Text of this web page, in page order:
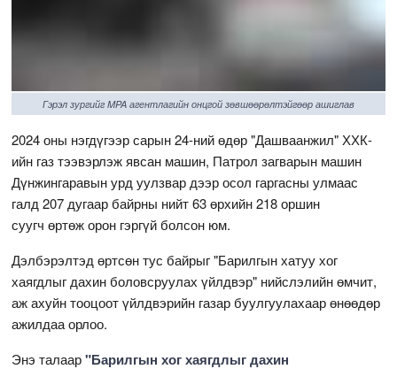
Гэрэл зургийг MPA агентлагийн онцгой зөвшөөрөлтэйгөөр ашиглав
2024 оны нэгдүгээр сарын 24-ний өдөр "Дашваанжил" ХХК-
ийн газ тээвэрлэж явсан машин, Патрол загварын машин
Дүнжингаравын урд уулзвар дээр осол гаргасны улмаас
галд 207 дугаар байрны нийт 63 өрхийн 218 оршин
суугч өртөж орон гэргүй болсон юм.
Дэлбэрэлтэд өртсөн тус байрыг "Барилгын хатуу хог
хаягдлыг дахин боловсруулах үйлдвэр" нийслэлийн өмчит,
аж ахуйн тооцоот үйлдвэрийн газар буулгуулахаар өнөөдөр
ажилдаа орлоо.
Энэ талаар"Барилгын хог хаягдлыг дахин